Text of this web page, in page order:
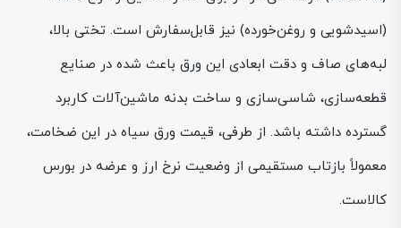
(اسیدشویی و روغن‌خورده) نیز قابل‌سفارش است. تختی بالا،
لبه‌های صاف و دقت ابعادی این ورق باعث شده در صنایع
قطعه‌سازی، شاسی‌سازی و ساخت بدنه ماشین‌آلات کاربرد
گسترده داشته باشد. از طرفی، قیمت ورق سیاه در این ضخامت،
معمولاً بازتاب مستقیمی از وضعیت نرخ ارز و عرضه در بورس
کالاست.